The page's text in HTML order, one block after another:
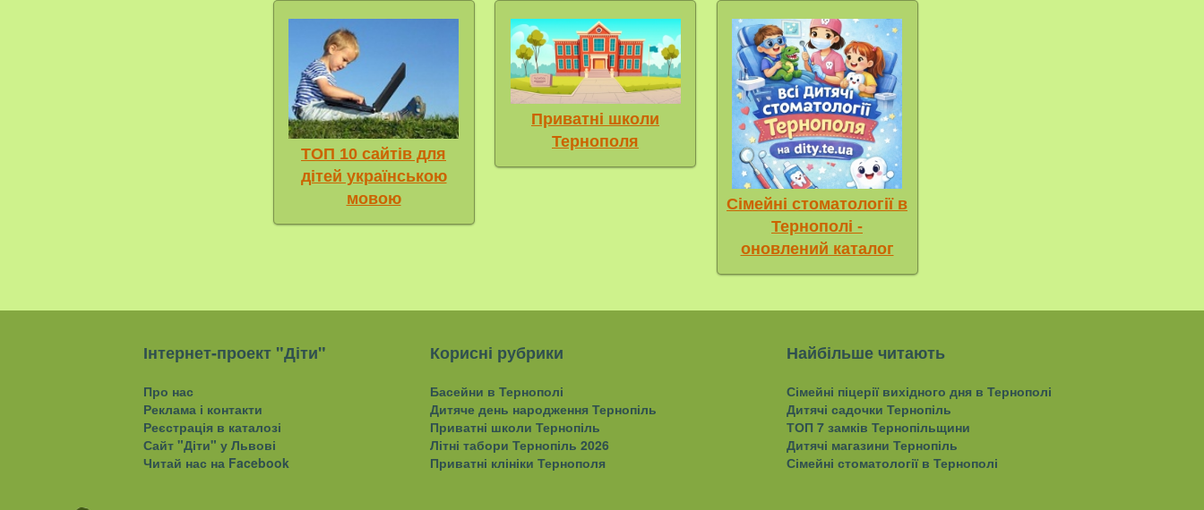
ТОП 10 сайтів для
дітей українською
мовою
Приватні школи
Тернополя
Сімейні стоматології в
Тернополі -
оновлений каталог
Інтернет-проект "Діти"
Про нас
Реклама і контакти
Реєстрація в каталозі
Сайт "Діти" у Львові
Читай нас на Facebook
Корисні рубрики
Басейни в Тернополі
Дитяче день народження Тернопіль
Приватні школи Тернопіль
Літні табори Тернопіль 2026
Приватні клініки Тернополя
Найбільше читають
Сімейні піцерії вихідного дня в Тернополі
Дитячі садочки Тернопіль
ТОП 7 замків Тернопільщини
Дитячі магазини Тернопіль
Сімейні стоматології в Тернополі